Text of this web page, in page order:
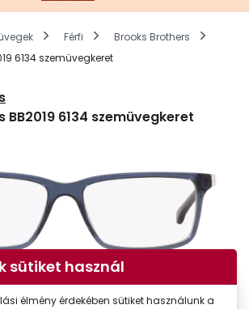
Férfi
Brooks Brothers
6134 szemüvegkeret
BB2019 6134 szemüvegkeret
sütiket használ
élmény érdekében sütiket használunk a